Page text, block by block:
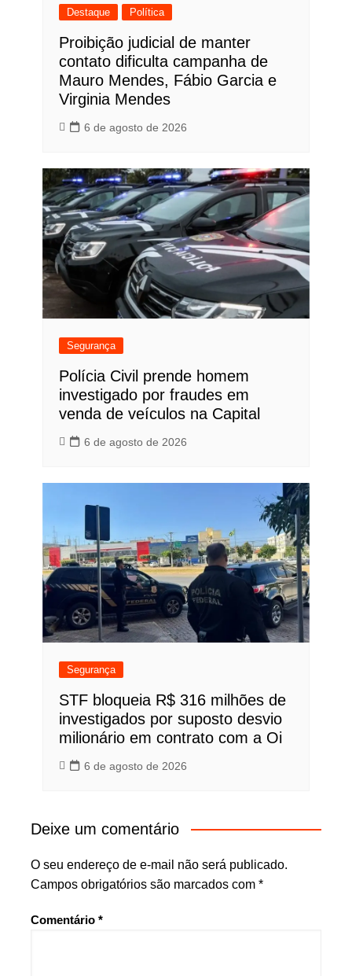
Destaque Política
Proibição judicial de manter
contato dificulta campanha de
Mauro Mendes, Fábio Garcia e
Virginia Mendes
6 de agosto de 2026
Segurança
Polícia Civil prende homem
investigado por fraudes em
venda de veículos na Capital
6 de agosto de 2026
Segurança
STF bloqueia R$ 316 milhões de
investigados por suposto desvio
milionário em contrato com a Oi
6 de agosto de 2026
Deixe um comentário
O seu endereço de e-mail não será publicado.
Campos obrigatórios são marcados com *
Comentário *